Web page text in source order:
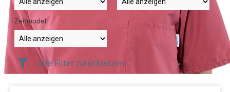
Zeitmodell
Alle Filter zurücksetzen